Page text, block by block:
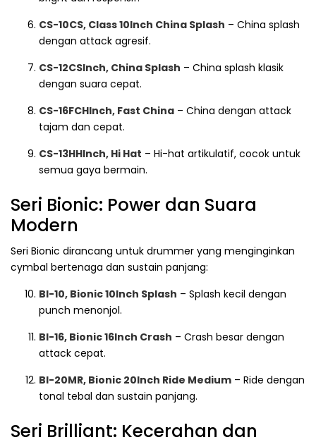
CS-10CS, Class 10Inch China Splash – China splash
dengan attack agresif.
CS-12CSInch, China Splash – China splash klasik
dengan suara cepat.
CS-16FCHInch, Fast China – China dengan attack
tajam dan cepat.
CS-13HHInch, Hi Hat – Hi-hat artikulatif, cocok untuk
semua gaya bermain.
Seri Bionic: Power dan Suara
Modern
Seri Bionic dirancang untuk drummer yang menginginkan
cymbal bertenaga dan sustain panjang:
BI-10, Bionic 10Inch Splash – Splash kecil dengan
punch menonjol.
BI-16, Bionic 16Inch Crash – Crash besar dengan
attack cepat.
BI-20MR, Bionic 20Inch Ride Medium – Ride dengan
tonal tebal dan sustain panjang.
Seri Brilliant: Kecerahan dan